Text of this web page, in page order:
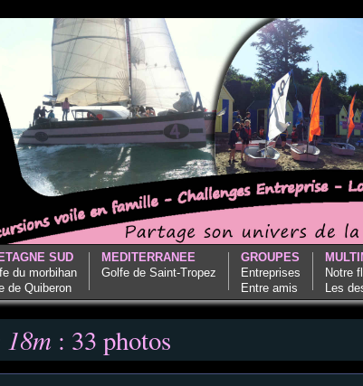
SUD
du morbihan
de Quiberon
MEDITERRANEE
Golfe de Saint-Tropez
GROUPES
Entreprises
Entre amis
Notre
Les
: 33 photos